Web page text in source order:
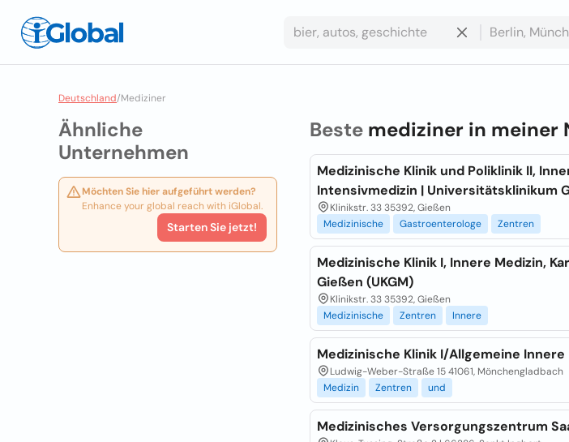
Deutschland/Mediziner
Ähnliche
Unternehmen
Möchten Sie hier aufgeführt werden?
Enhance your global reach with iGlobal.
Starten Sie jetzt!
Beste mediziner in meiner
Medizinische Klinik und Poliklinik II,
Intensivmedizin | Universitätsklinikum
Klinikstr. 33 35392, Gießen
Medizinische
Gastroenterologe Zentren
Medizinische Klinik I, Innere Medizin,
Gießen (UKGM)
Klinikstr. 33 35392, Gießen
Medizinische
Zentren Innere
Medizinische Klinik I/Allgemeine
Ludwig-Weber-Straße 15 41061, Mönchengladbach
Medizin
Zentren und
Medizinisches Versorgungszentrum